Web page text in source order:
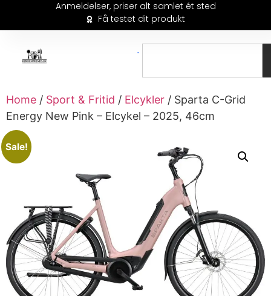
Anmeldelser, priser alt samlet ét sted
Få testet dit produkt
Home / Sport & Fritid / Elcykler / Sparta C-Grid
Energy New Pink – Elcykel – 2025, 46cm
Sale!